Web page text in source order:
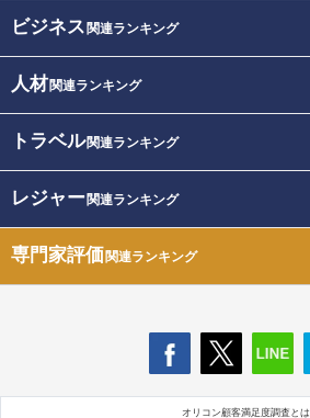
ビジネス 関連ランキング
人材関連ランキング
トラベル関連ランキング
レジャー関連ランキング
専門家評価関連ランキング
オリコン顧客満足度調査とは